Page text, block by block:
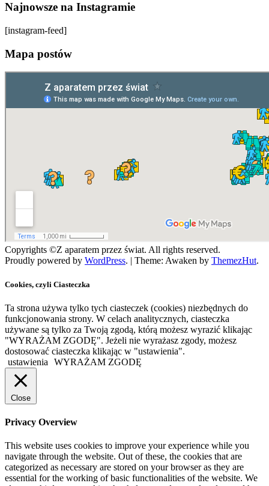
Najnowsze na Instagramie
[instagram-feed]
Mapa postów
Copyrights ©Z aparatem przez świat. All rights reserved.
Proudly powered by WordPress. | Theme: Awaken by ThemezHut.
Cookies, czyli Ciasteczka
Ta strona używa tylko tych ciasteczek (cookies) niezbędnych do
funkcjonowania strony. W celach analitycznych, ciasteczka
używane są tylko za Twoją zgodą, którą możesz wyrazić klikając
"WYRAŻAM ZGODĘ". Jeżeli nie wyrażasz zgody, możesz
dostosować ciasteczka klikając w "ustawienia".
ustawienia
WYRAŻAM ZGODĘ
Close
Privacy Overview
This website uses cookies to improve your experience while you
navigate through the website. Out of these, the cookies that are
categorized as necessary are stored on your browser as they are
essential for the working of basic functionalities of the website. We